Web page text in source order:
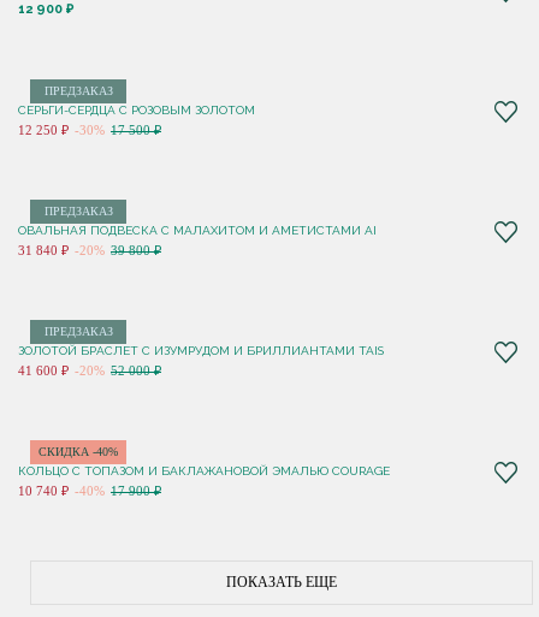
12 900 ₽
ПРЕДЗАКАЗ
СЕРЬГИ-СЕРДЦА С РОЗОВЫМ ЗОЛОТОМ
12 250 ₽ -30% 17 500 ₽
ПРЕДЗАКАЗ
ОВАЛЬНАЯ ПОДВЕСКА С МАЛАХИТОМ И АМЕТИСТАМИ AI
31 840 ₽ -20% 39 800 ₽
ПРЕДЗАКАЗ
ЗОЛОТОЙ БРАСЛЕТ С ИЗУМРУДОМ И БРИЛЛИАНТАМИ TAIS
41 600 ₽ -20% 52 000 ₽
СКИДКА -40%
КОЛЬЦО С ТОПАЗОМ И БАКЛАЖАНОВОЙ ЭМАЛЬЮ COURAGE
10 740 ₽ -40% 17 900 ₽
ПОКАЗАТЬ ЕЩЕ